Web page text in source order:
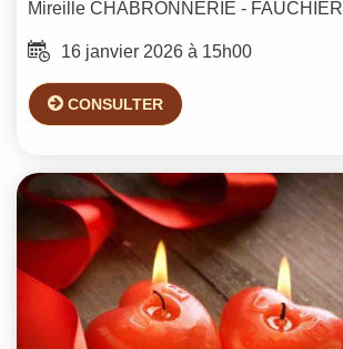
Mireille CHABRONNERIE - FAUCHIER
16 janvier 2026 à 15h00
CONSULTER